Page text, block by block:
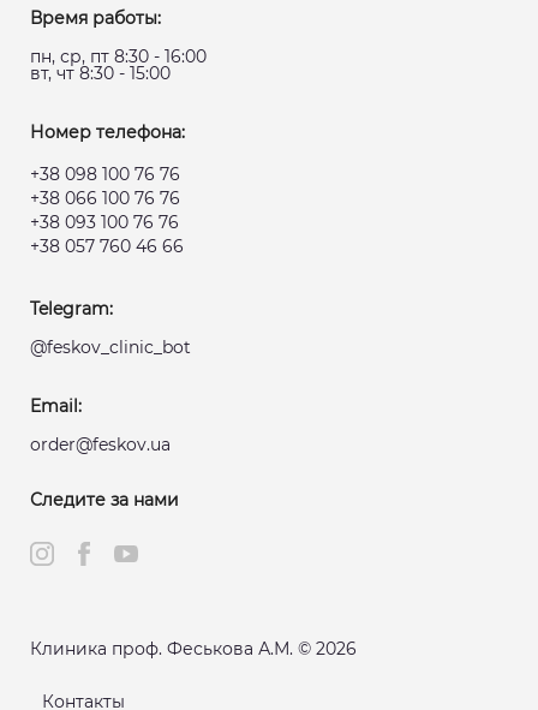
Время работы:
пн, ср, пт 8:30 - 16:00
вт, чт 8:30 - 15:00
Номер телефона:
+38 098 100 76 76
+38 066 100 76 76
+38 093 100 76 76
+38 057 760 46 66
Telegram:
@feskov_clinic_bot
Email:
order@feskov.ua
Следите за нами
Клиника проф. Феськова А.М. © 2026
Контакты